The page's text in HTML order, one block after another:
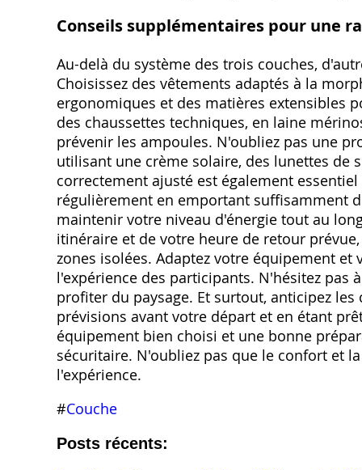
Conseils supplémentaires pour une
Au-delà du système des trois couches,
Choisissez des vêtements adaptés à la
ergonomiques et des matières extensibles
des chaussettes techniques, en laine
prévenir les ampoules. N'oubliez pas une
utilisant une crème solaire, des lunettes de
correctement ajusté est également
régulièrement en emportant suffisamment
maintenir votre niveau d'énergie tout au
itinéraire et de votre heure de retour
zones isolées. Adaptez votre équipement
l'expérience des participants. N'hésitez pas
profiter du paysage. Et surtout, anticipez
prévisions avant votre départ et en étant
équipement bien choisi et une bonne
sécuritaire. N'oubliez pas que le confort et
l'expérience.
#Couche
Posts récents: